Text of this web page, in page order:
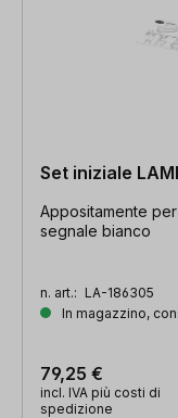
Set iniziale
Appositamente per
segnale bianco
n. art.: LA-186305
In magazzino,
79,25 €
incl. IVA più costi di
spedizione